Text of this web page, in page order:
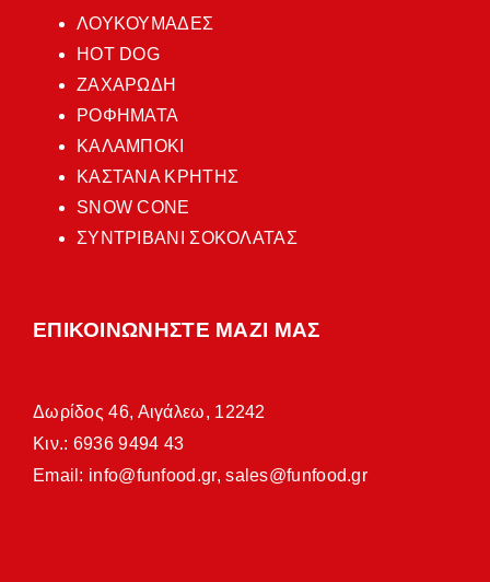
ΛΟΥΚΟΥΜΑΔΕΣ
HOT DOG
ΖΑΧΑΡΩΔΗ
ΡΟΦΗΜΑΤΑ
ΚΑΛΑΜΠΟΚΙ
ΚΑΣΤΑΝΑ ΚΡΗΤΗΣ
SNOW CONE
ΣΥΝΤΡΙΒΑΝΙ ΣΟΚΟΛΑΤΑΣ
ΕΠΙΚΟΙΝΩΝΗΣΤΕ ΜΑΖΙ ΜΑΣ
Δωρίδος 46, Αιγάλεω, 12242
Κιν.: 6936 9494 43
Email: info@funfood.gr,sales@funfood.gr